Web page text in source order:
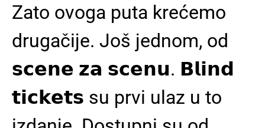
Zato ovoga puta krećemo
drugačije. Još jednom, od
𝘀𝗰𝗲𝗻𝗲 𝘇𝗮 𝘀𝗰𝗲𝗻𝘂. 𝗕𝗹𝗶𝗻𝗱
𝘁𝗶𝗰𝗸𝗲𝘁𝘀 su prvi ulaz u to